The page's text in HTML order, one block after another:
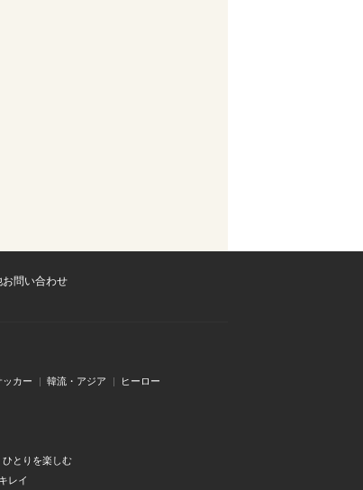
問い合わせ
ッカー 韓流・アジア ヒーロー
ひとりを楽しむ
レイ